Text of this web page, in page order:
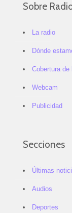
Sobre
La radio
Dónde
Cobertura de
Webcam
Publicidad
Secciones
Últimas
Audios
Deportes